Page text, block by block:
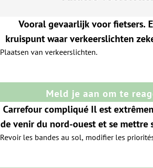
Vooral gevaarlijk voor fietsers.
kruispunt waar verkeerslichten
Plaatsen van verkeerslichten.
Meld je aan om te
Carrefour compliqué Il est
de venir du nord-ouest et se mettre
C'est catastrophique depuis
Revoir les bandes au sol, modifier les